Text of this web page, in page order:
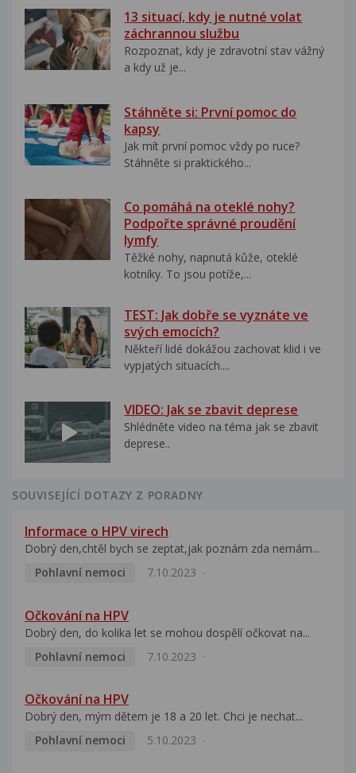
13 situací, kdy je nutné volat
záchrannou službu
Rozpoznat, kdy je zdravotní stav vážný
a kdy už je...
Stáhněte si: První pomoc do
kapsy
Jak mít první pomoc vždy po ruce?
Stáhněte si praktického...
Co pomáhá na oteklé nohy?
Podpořte správné proudění
lymfy
Těžké nohy, napnutá kůže, oteklé
kotníky. To jsou potíže,...
TEST: Jak dobře se vyznáte ve
svých emocích?
Někteří lidé dokážou zachovat klid i ve
vypjatých situacích....
VIDEO: Jak se zbavit deprese
Shlédněte video na téma jak se zbavit
deprese..
SOUVISEJÍCÍ DOTAZY Z PORADNY
Informace o HPV virech
Dobrý den,chtěl bych se zeptat,jak poznám zda nemám...
Pohlavní nemoci
7.10.2023
Očkování na HPV
Dobrý den, do kolika let se mohou dospělí očkovat na...
Pohlavní nemoci
7.10.2023
Očkování na HPV
Dobrý den, mým dětem je 18 a 20 let. Chci je nechat...
Pohlavní nemoci
5.10.2023